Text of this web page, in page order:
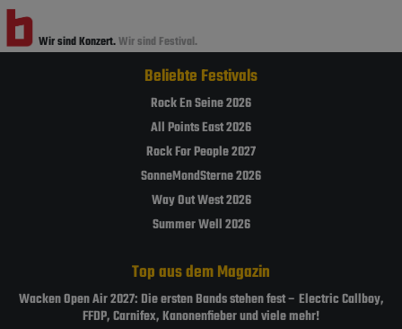
Wir sind Konzert.Wir sind Festival.
Beliebte Festivals
Rock En Seine 2026
All Points East 2026
Rock For People 2027
SonneMondSterne 2026
Way Out West 2026
Summer Well 2026
Top aus dem Magazin
Wacken Open Air 2027: Die ersten Bands stehen fest – Electric Callboy,
FFDP, Carnifex, Kanonenfieber und viele mehr!